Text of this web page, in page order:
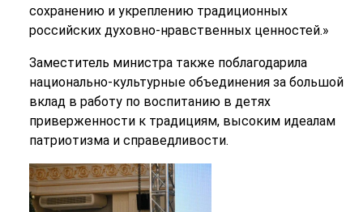
сохранению и укреплению традиционных
российских духовно-нравственных ценностей.»
Заместитель министра также поблагодарила
национально-культурные объединения за большой
вклад в работу по воспитанию в детях
приверженности к традициям, высоким идеалам
патриотизма и справедливости.